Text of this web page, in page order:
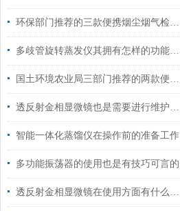
环保部门推荐的三款便携烟尘烟气检测仪
多歧管旋转蒸发仪其拥有怎样的功能呢？
国土环境农业局三部门推荐的两款便携土壤重金属检测仪的检测方法和使用技巧
透反射金相显微镜也是需要进行维护保养的
智能一体化蒸馏仪在操作前的准备工作
多功能振荡器的使用也是有技巧可言的
透反射金相显微镜在使用方面有什么小技巧吗？